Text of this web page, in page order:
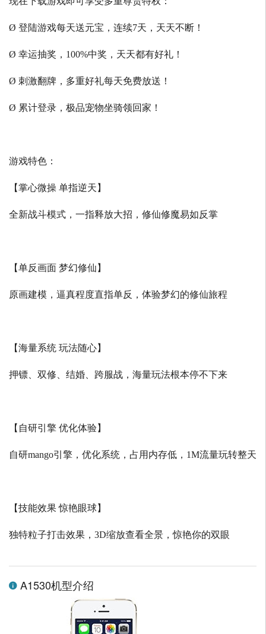
Ø 登陆游戏每天送元宝，连续7天，天天不断！
Ø 幸运抽奖，100%中奖，天天都有好礼！
Ø 刺激翻牌，多重好礼每天免费放送！
Ø 累计登录，极品宠物坐骑领回家！
游戏特色：
【掌心微操 单指逆天】
全新战斗模式，一指释放大招，修仙修魔易如反掌
【单反画面 梦幻修仙】
原画建模，逼真程度直指单反，体验梦幻的修仙旅程
【海量系统 玩法随心】
押镖、双修、结婚、跨服战，海量玩法根本停不下来
【自研引擎 优化体验】
自研mango引擎，优化系统，占用内存低， 1M流量玩转整天
【技能效果 惊艳眼球】
独特粒子打击效果， 3D缩放查看全景，惊艳你的双眼
A1530机型介绍